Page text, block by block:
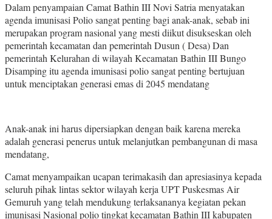
Dalam penyampaian Camat Bathin III Novi Satria menyatakan
agenda imunisasi Polio sangat penting bagi anak-anak, sebab ini
merupakan program nasional yang mesti diikut disukseskan oleh
pemerintah kecamatan dan pemerintah Dusun ( Desa) Dan
pemerintah Kelurahan di wilayah Kecamatan Bathin III Bungo
Disamping itu agenda imunisasi polio sangat penting bertujuan
untuk menciptakan generasi emas di 2045 mendatang
Anak-anak ini harus dipersiapkan dengan baik karena mereka
adalah generasi penerus untuk melanjutkan pembangunan di masa
mendatang,
Camat menyampaikan ucapan terimakasih dan apresiasinya kepada
seluruh pihak lintas sektor wilayah kerja UPT Puskesmas Air
Gemuruh yang telah mendukung terlaksananya kegiatan pekan
imunisasi Nasional polio tingkat kecamatan Bathin III kabupaten